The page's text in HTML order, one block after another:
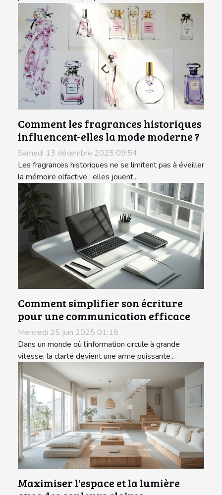
Comment les fragrances historiques
influencent-elles la mode moderne ?
Samedi 13 décembre 2025 09:54
Les fragrances historiques ne se limitent pas à éveiller
la mémoire olfactive ; elles jouent...
Comment simplifier son écriture
pour une communication efficace
Mercredi 25 juin 2025 01:18
Dans un monde où l’information circule à grande
vitesse, la clarté devient une arme puissante...
Maximiser l'espace et la lumière